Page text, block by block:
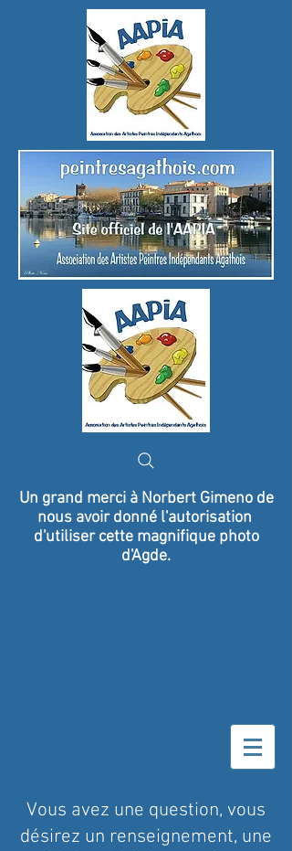
Un grand merci à Norbert Gimeno de
nous avoir donné l'autorisation
d'utiliser cette magnifique photo
d'Agde.
Vous avez une question, vous
désirez un renseignement, une